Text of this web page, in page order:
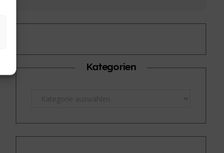
Kategorien